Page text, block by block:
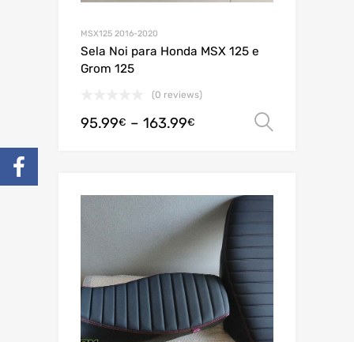
MSX125 2016-2020
Sela Noi para Honda MSX 125 e
Grom 125
(0 reviews)
95.99€ – 163.99€